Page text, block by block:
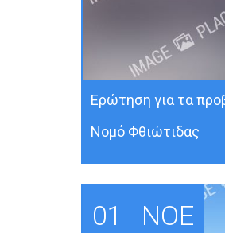
Ερώτηση για τα
Νομό Φθιώτιδας
01 ΝΟΈ